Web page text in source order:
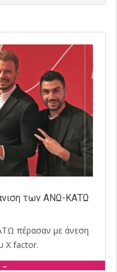
των ΑΝΩ-ΚΑΤΩ
πέρασαν με άνεση
X factor.
→